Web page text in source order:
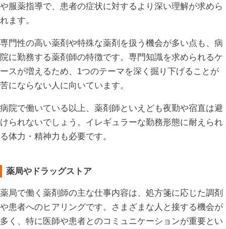
や服薬指導で、患者の症状に対するより深い理解が求めら
れます。
専門性の高い薬剤や特殊な薬剤を扱う機会が多い点も、病
院に勤務する薬剤師の特徴です。専門知識を求められるケ
ースが増えるため、1つのテーマを深く掘り下げることが
苦にならない人に向いています。
病院で働いている以上、薬剤師といえども夜勤や宿直は避
けられないでしょう。イレギュラーな勤務形態に耐えられ
る体力・精神力も必要です。
薬局やドラッグストア
薬局で働く薬剤師の主な仕事内容は、処方箋に応じた調剤
や患者へのヒアリングです。さまざまな人と接する機会が
多く、特に医師や患者とのコミュニケーションが重要とい